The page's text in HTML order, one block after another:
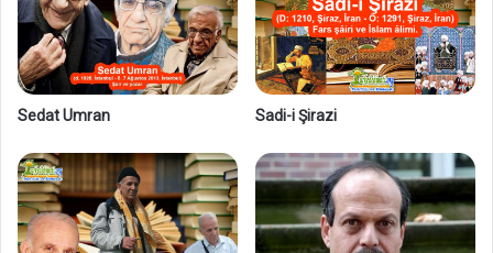
Sedat Umran Sadi-i Şirazi